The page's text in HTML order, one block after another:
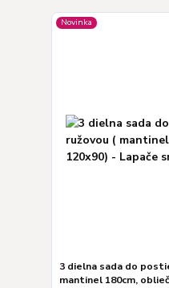
Novinka
3 dielna sada do
mantinel 180cm,